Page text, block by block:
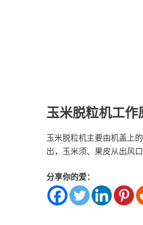
玉米脱粒机工作
玉米脱粒机主要由机盖上
出，玉米须、果皮从出风
分享你的爱：